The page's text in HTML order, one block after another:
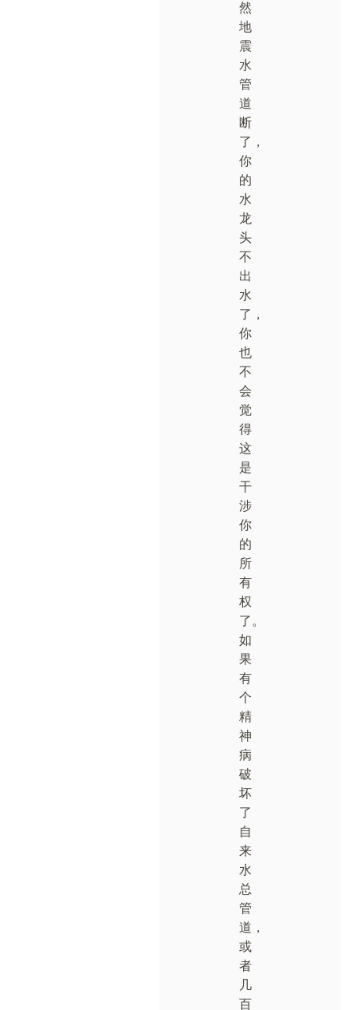
然
地
震
水
管
道
断
了，
你
的
水
龙
头
不
出
水
了，
你
也
不
会
觉
得
这
是
干
涉
你
的
所
有
权
了。
如
果
有
个
精
神
病
破
坏
了
自
来
水
总
管
道，
或
者
几
百